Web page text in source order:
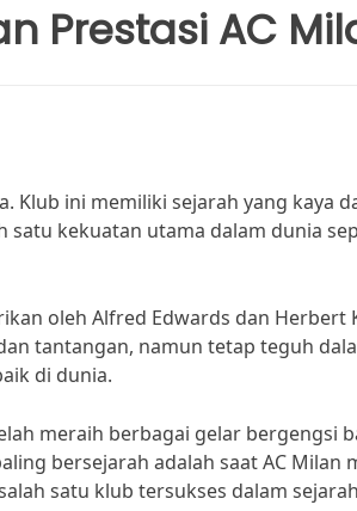
Prestasi AC
Klub ini memiliki sejarah yang kaya
satu kekuatan utama dalam dunia
oleh Alfred Edwards dan Herbert
tantangan, namun tetap teguh
di dunia.
meraih berbagai gelar bergengsi
bersejarah adalah saat AC Milan
satu klub tersukses dalam